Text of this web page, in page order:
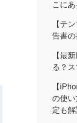
こに
【テ
告書の
【最
る？
【
の使
定も解